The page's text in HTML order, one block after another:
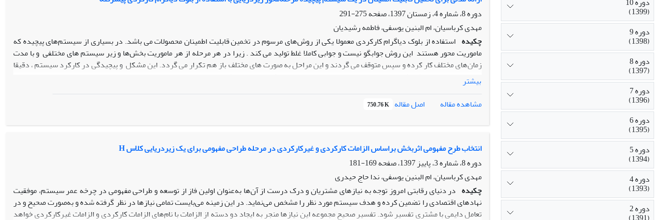
دوره 8، شماره 4، زمستان 1397، صفحه
275-291
مهدی کرباسیان، ام البنین یوسفی، فاطمه رشیدیان
چکیده استفاده از بلوک دیاگرام کارکردی معمولا یکی از روش‌های مرسوم در تخمین قابلیت اطمینان محصولات می باشد. در بسیاری از سیستم‌های پیچیده که
ماموریت محور هستند این روش جوابگو نیست و جوابی کاملا غلط تولید می کند . زیرا در هر مرحله از هر ماموریت بخش‌ها و زیر سیستم های مختلفی و با مدت
زمان‌های مختلف کار کرده و سپس متوقف می گردند و این مراحل به صورت های مختلف باز هم تکرار می گردد. این مشکل و پیچیدگی در کارکرد سیستم ، دقیقا
در مساله این تحقیق که یک زیر دریایی ماموریت محور برای نجات می باشد مصداق می کند.
کارکردهای هر مرحله به تفکیک زیرسیستم‌ها (برق، فرعی، رادیوالکترونیک و رانش) طی جلساتی با خبرگان استخراج شده، سپس بلوک دیاگرام کارکردی برای
هر مرحله رسم گردیده است. در ادامه حالات باالقوه شکست برای هر کارکرد در قالب ابزار تحلیل حالات و اثرات خرابی مشخص شده است. همچنین به منظور
تحلیل ریسک، از ماتریس شدت- احتمال وقوع و میانگین عدد اولویت ریسک استفاده و پیشنهادات خوبی برای بهبود طراحی ارائه گردیده است.. در ادامه با
زیرسیستم محاسبه گردید. در نهایت به منظور محاسبه قابلیت اطمینان کل زیردریایی، ابتدا قابلیت اطمینان کل هر مرحله را با ضرب مقادیر قابلیت اطمینان هر
چهار زیرسیستم در هر مرحله بدست آورده، در نهایت به دلیل متوالی بودن مراحل، مقادیر حاصل در هم ضرب می‌گردند. طبق محاسبات به عمل امده مقدار
قابلیت اطمینان کل زیردریایی در مرحله طراحی ۶/۰ است که این مقدار از نظر خبرگان صنعت مقدار قابل قبولی است.
بیشتر
مشاهده مقاله
اصل مقاله 750.76 K
انتخاب طرح مفهومی اثربخش بر‌اساس الزامات کارکردی و غیرکارکردی در مرحله طراحی مفهومی برای یک زیردریایی کلاس H
دوره 8، شماره 3، پاییز 1397، صفحه
169-181
مهدی کرباسیان، ام البنین یوسفی، ندا حاج حیدری
چکیده در دنیای رقابتی امروز توجه به نیازهای مشتریان و درک درست از آن‌ها به‌عنوان اولین فاز از توسعه و طراحی مفهومی در چرخه عمر سیستم، موفقیت
نهادهای اقتصادی را تضمین کرده و هدف سیستم مورد نظر را مشخصمی­‌نماید. در این زمینهمی­‌بایستتمامی نیازها در نظر گرفته شده و به‌صورت صحیح و در
تعامل دایمی با مشتری تفسیر شود. تفسیر صحیح مجموعه این نیازها منجر به ایجاد دو دسته از الزامات با نام‌های الزامات کارکردی و الزامات غیرکارکردی خواهد
(1399)
دوره 9
(1398)
دوره 8
(1397)
دوره 7
(1396)
دوره 6
(1395)
دوره 5
(1394)
دوره 4
(1393)
دوره 2